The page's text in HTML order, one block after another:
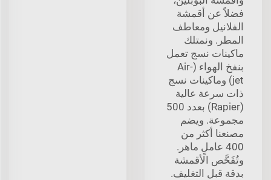
فضلاً عن أقمشة
الفلانيل ومعاطف
المطر. ونمتلك
ماكينات نسج تعمل
بنفخ الهواء (Air-
jet) وماكينات نسج
ذات سرعة عالية
(Rapier) بعدد 500
مجموعة. ويضم
مصنعنا أكثر من
400 عاملٍ ماهر.
وتُفَحَّص الأقمشة
بدقة قبل التغليف.